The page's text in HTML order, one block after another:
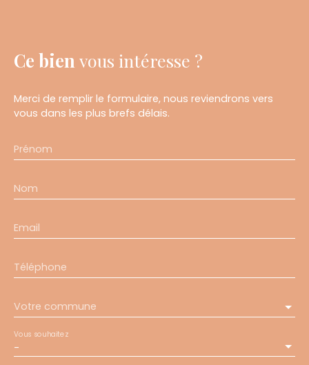
Ce bien vous intéresse ?
Merci de remplir le formulaire, nous reviendrons vers
vous dans les plus brefs délais.
Prénom
Nom
Email
Téléphone
Votre commune
-
Vous souhaitez